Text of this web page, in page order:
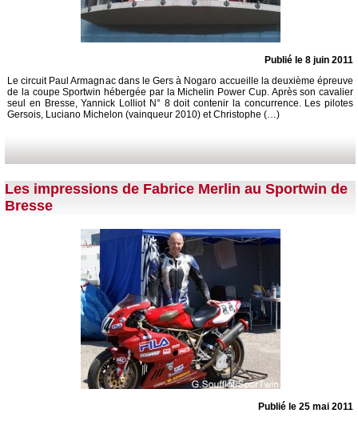
Publié le 8 juin 2011
Le circuit Paul Armagnac dans le Gers à Nogaro accueille la deuxième épreuve
de la coupe Sportwin hébergée par la Michelin Power Cup. Après son cavalier
seul en Bresse, Yannick Lolliot N° 8 doit contenir la concurrence. Les pilotes
Gersois, Luciano Michelon (vainqueur 2010) et Christophe (…)
Les impressions de Fabrice Merlin au Sportwin de
Bresse
Publié le 25 mai 2011